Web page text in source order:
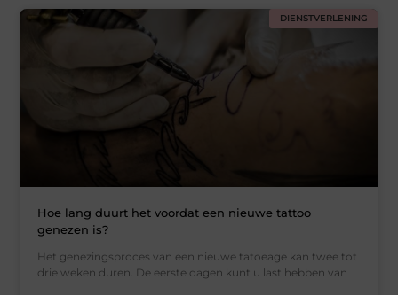
DIENSTVERLENING
Hoe lang duurt het voordat een nieuwe tattoo
genezen is?
Het genezingsproces van een nieuwe tatoeage kan twee tot
drie weken duren. De eerste dagen kunt u last hebben van